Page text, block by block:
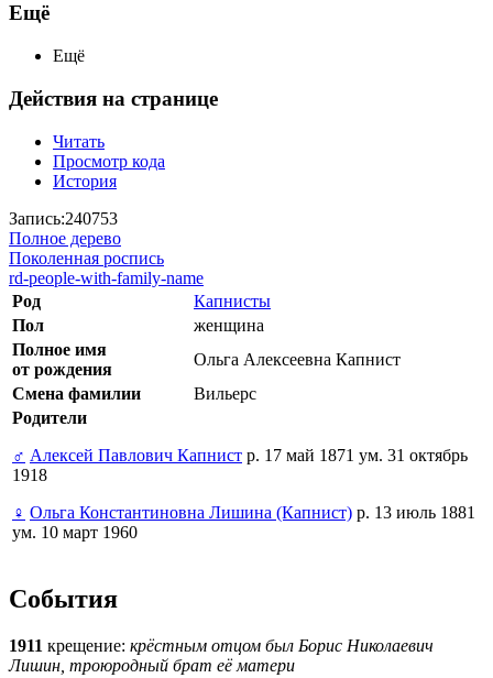
Ещё
Ещё
Действия на странице
Читать
Просмотр кода
История
Запись:240753
Полное дерево
Поколенная роспись
rd-people-with-family-name
Род
Капнисты
Пол
женщина
Полное имя
от рождения
Ольга Алексеевна Капнист
Смена фамилии
Вильерс
Родители
♂ Алексей Павлович Капнист р. 17 май 1871 ум. 31 октябрь
1918
♀ Ольга Константиновна Лишина (Капнист) р. 13 июль 1881
ум. 10 март 1960
События
1911 крещение: крёстным отцом был Борис Николаевич
Лишин, троюродный брат её матери